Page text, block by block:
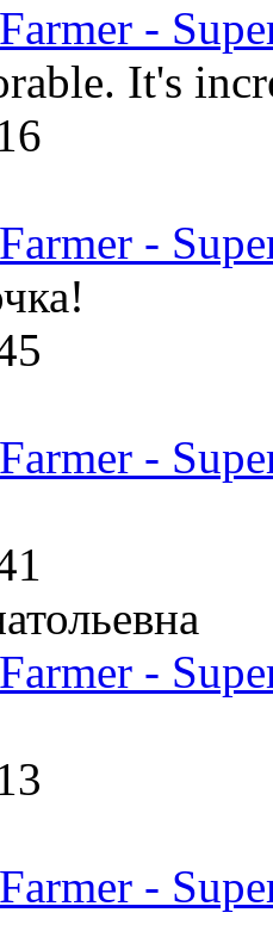
-
It's
-
-
-
-